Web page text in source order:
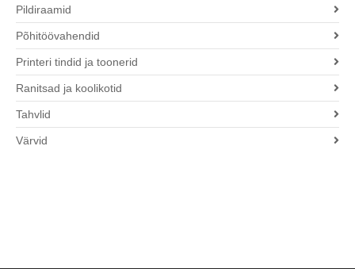
Pildiraamid
Põhitöövahendid
Printeri tindid ja toonerid
Ranitsad ja koolikotid
Tahvlid
Värvid